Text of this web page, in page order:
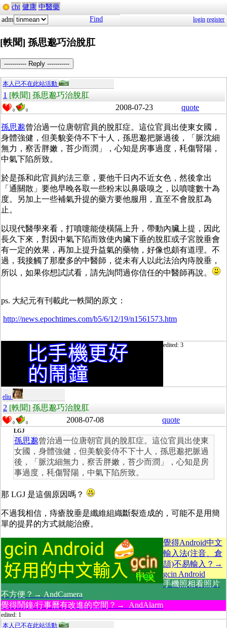
cht 健康 中醫藥
adm
Find login register
[軼聞] 孫思邈巧治脫肛
----------- Reply -----------
本人已不在此站活動
1 [軼聞] 孫思邈巧治脫肛
0 0 2008-07-23 quote
孫思邈曾治過一位唐朝官員的脫肛症。這位官員出使東女國，
身體強健，但美貌妾侍不下十人，孫思邈把脈過後，「脈沈細
無力，察舌胖嫩，苔少而潤」，心知是房事過度，秏傷腎陽，
中氣下陷所致。
於是孫和此官員約法三章，要他千日內不近女色，然後拿出
「通關散」要他早晚各取一些粉末以鼻吸嗅之，以噴嚏數十為
度。另加上一些補氣升提的藥方要他服用，直至不會脫肛為
止。
以現代醫學來看，打噴嚏能使橫隔上升，帶動內臟上提，因此
長久下來，對因中氣下陷而致使內臟下垂的脫肛或子宮脫垂會
有一定的效果，再加上提升益氣的藥物，好像也頗有道理。不
過，我接觸了那麼多的中醫師，從未有人以此法治內痔脫垂，
所以，如果你想試試看，請先詢問過你信任的中醫師再說。
ps. 大紀元有刊載此一軼聞的原文：
http://news.epochtimes.com/b5/6/12/19/n1561573.htm
edited: 3
eliu
2 [軼聞] 孫思邈巧治脫肛
0 0 2008-07-08 quote
LGJ
孫思邈曾治過一位唐朝官員的脫肛症。這位官員出使東
女國，身體強健，但美貌妾侍不下十人，孫思邈把脈過
後，「脈沈細無力，察舌胖嫩，苔少而潤」，心知是房
事過度，秏傷腎陽，中氣下陷所致。
那 LGJ 是這個原因嗎？
不過我相信，痔瘡脫垂是纖維組織斷裂造成的，可能不是用簡
單的提昇的方式就能治療。
覺得Android中文
輸入法(注音、倉
頡)不易輸入？→
gcin Android
手機照相看照片
不方便？→ AndCamera
覺得鬧鐘/行事曆有改進的空間？→ AndAlarm
edited: 1
本人已不在此站活動